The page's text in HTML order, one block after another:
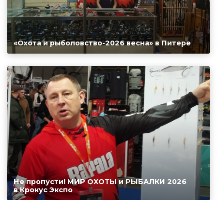
«Охота и рыболовство-2026 весна» в Питере
Не пропусти! МИР ОХОТЫ и РЫБАЛКИ 2026
в Крокус Экспо